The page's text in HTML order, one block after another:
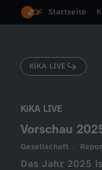
Startseite
KiKA LIVE
KiKA LIVE
Vorschau
Gesellschaft
Das Jahr 2025